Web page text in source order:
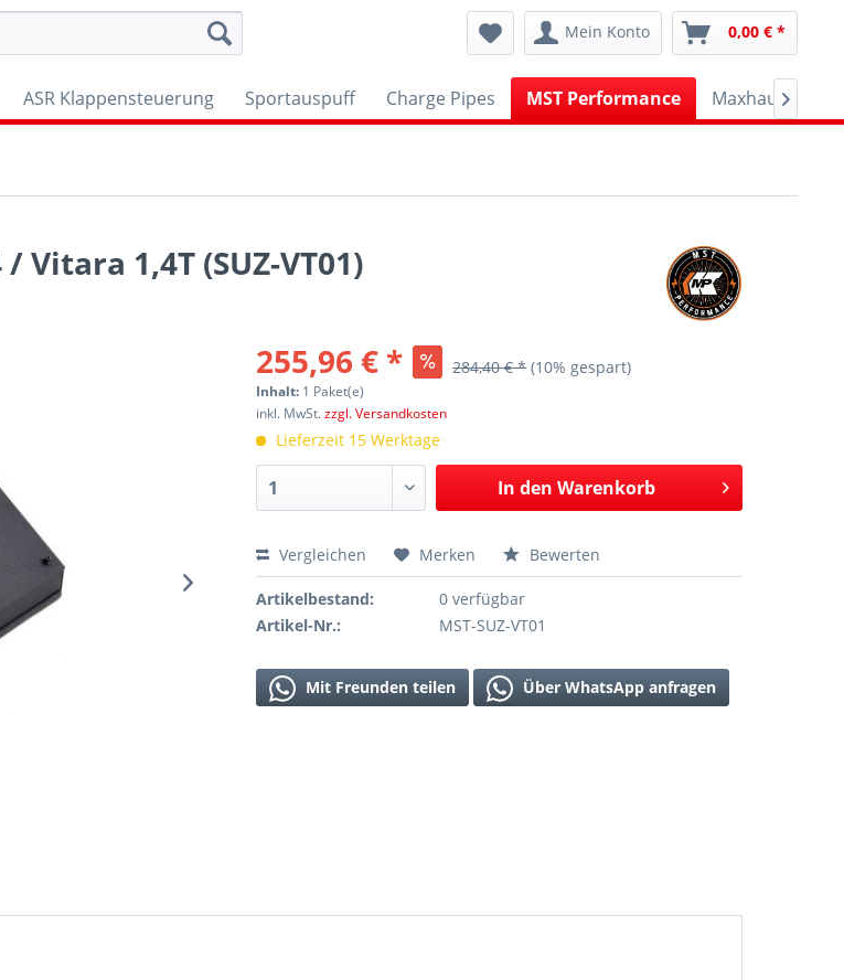
Mein Konto 0,00 € *
ASR Klappensteuerung Sportauspuff Charge Pipes MST Performance Maxhaust

Vitara 1,4T (SUZ-VT01)
255,96 € * 284,40 € * (10% gespart)
Inhalt: 1 Paket(e)
inkl. MwSt.zzgl. Versandkosten
Lieferzeit 15 Werktage
In den Warenkorb
Vergleichen Merken Bewerten
Artikelbestand:
0 verfügbar
Artikel-Nr.:
MST-SUZ-VT01
Mit Freunden teilen Über WhatsApp anfragen